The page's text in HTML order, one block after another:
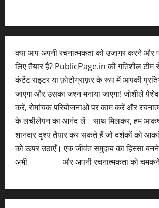
क्या आप अपनी रचनात्मकता को उजागर करने और
लिए तैयार हैं? PublicPage.in की गतिशील
कंटेंट राइटर या फ़ोटोग्राफ़र के रूप में आपकी
जाएगा और उसका जश्न मनाया जाएगा! जोशीले
करें, रोमांचक परियोजनाओं पर काम करें और
के लचीलेपन का आनंद लें। साथ मिलकर, हम
शानदार दृश्य तैयार कर सकते हैं जो दर्शकों को
को ऊपर उठाएँ। एक जीवंत समुदाय का हिस्सा
अभी
और अपनी रचनात्मकता को